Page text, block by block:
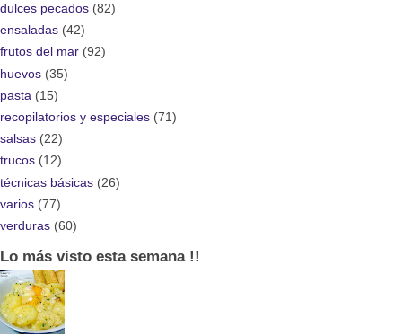
dulces pecados (82)
ensaladas (42)
frutos del mar (92)
huevos (35)
pasta (15)
recopilatorios y especiales (71)
salsas (22)
trucos (12)
técnicas básicas (26)
varios (77)
verduras (60)
Lo más visto esta semana !!